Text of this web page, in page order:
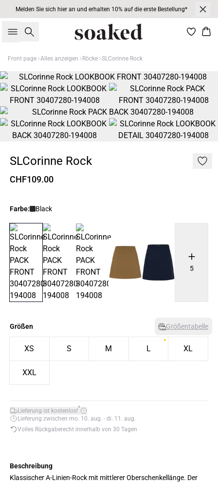
Melden Sie sich hier an und erhalten 10% auf die erste Bestellung*
Suche
Front page Alles anzeigen Röcke SLCorinne Rock
SLCorinne Rock
CHF109.00
Farbe: Black
5
Größen Größentabelle
XS S M L XL
XXL
Lieferung ist kostenlos!*
Lieferung zwischen mo. 10. aug. - di. 11. aug.
Volles Rückgaberecht innerhalb von 30 Tagen
Beschreibung
Klassischer A-Linien-Rock mit mittlerer Oberschenkellänge. Der